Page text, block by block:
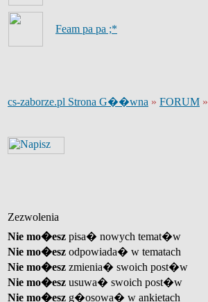
Feam pa pa ;*
cs-zaborze.pl Strona G��wna » FORUM »
Zezwolenia
Nie mo�esz pisa� nowych temat�w
Nie mo�esz odpowiada� w tematach
Nie mo�esz zmienia� swoich post�w
Nie mo�esz usuwa� swoich post�w
Nie mo�esz g�osowa� w ankietach